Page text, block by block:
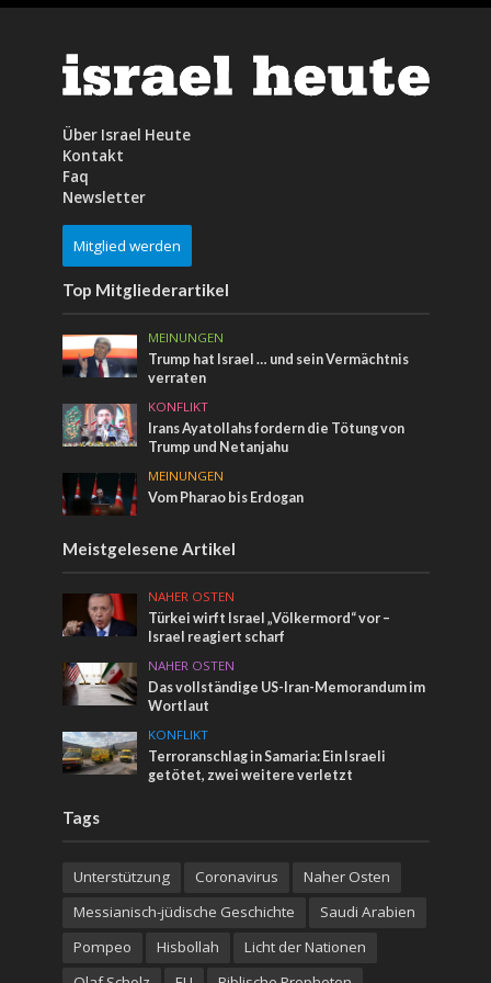
Über Israel Heute
Kontakt
Faq
Newsletter
Mitglied werden
Top Mitgliederartikel
MEINUNGEN
Trump hat Israel … und sein Vermächtnis
verraten
KONFLIKT
Irans Ayatollahs fordern die Tötung von
Trump und Netanjahu
MEINUNGEN
Vom Pharao bis Erdogan
Meistgelesene Artikel
NAHER OSTEN
Türkei wirft Israel „Völkermord“ vor –
Israel reagiert scharf
NAHER OSTEN
Das vollständige US-Iran-Memorandum im
Wortlaut
KONFLIKT
Terroranschlag in Samaria: Ein Israeli
getötet, zwei weitere verletzt
Tags
Unterstützung Coronavirus
Naher Osten
Messianisch-jüdische Geschichte
Saudi Arabien
Pompeo
Hisbollah
Licht der Nationen